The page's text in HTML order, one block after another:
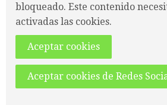
bloqueado. Este contenido
activadas las cookies.
Aceptar cookies
Aceptar cookies de Redes